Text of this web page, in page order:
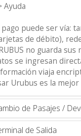
Ayuda
pago puede ser vía:
de débito),
no guarda
se ingresan
viaja
Urubus es la
de Pasajes /
de Salida